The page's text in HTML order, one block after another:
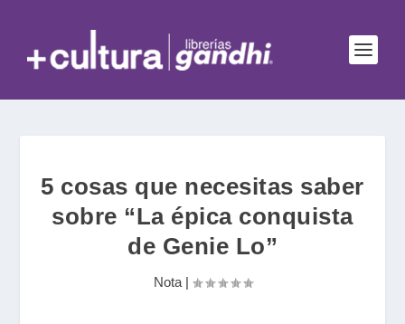
5 cosas que necesitas saber
sobre “La épica conquista
de Genie Lo”
Nota|